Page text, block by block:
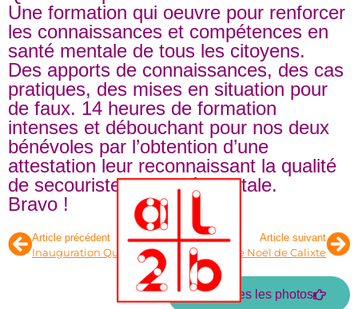
Une formation qui oeuvre pour renforcer
les connaissances et compétences en
santé mentale de tous les citoyens.
Des apports de connaissances, des cas
pratiques, des mises en situation pour
de faux. 14 heures de formation
intenses et débouchant pour nos deux
bénévoles par l’obtention d’une
attestation leur reconnaissant la qualité
de secouriste en santé mentale.
Bravo !
Article précédent Article suivant
Père Noël de Calixte
Voir toutes les photos